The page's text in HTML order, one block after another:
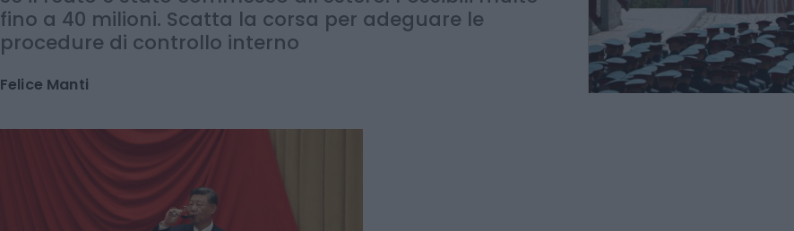
Imprese e dipendenti saranno perseguiti in Italia anche
se il reato è stato commesso all’estero. Possibili multe
procedure di controllo interno